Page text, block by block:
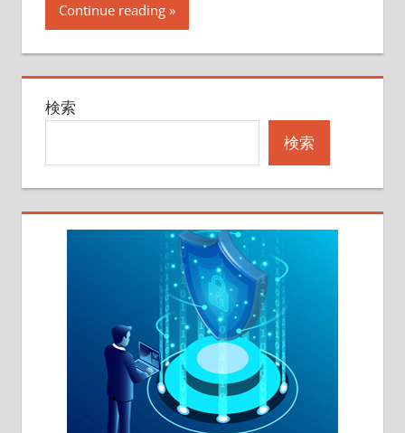
Continue reading
検索
検索